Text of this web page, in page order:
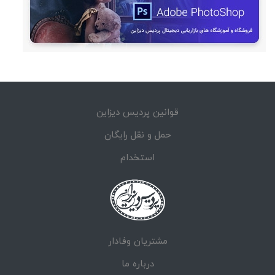
قوانین پردیس دیزاین
حمل و نقل رایگان
استخدام
مشتریان وفادار
درباره ما